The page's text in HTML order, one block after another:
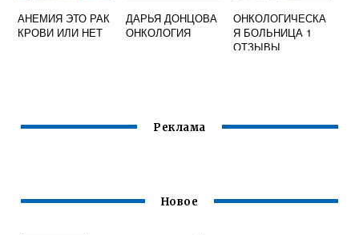
АНЕМИЯ ЭТО РАК
КРОВИ ИЛИ НЕТ
ДАРЬЯ ДОНЦОВА
ОНКОЛОГИЯ
ОНКОЛОГИЧЕСКА
Я БОЛЬНИЦА 1
ОТЗЫВЫ
Реклама
Новое